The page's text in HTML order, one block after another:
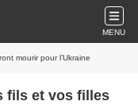
MENU
mourir pour l’Ukraine
fils et vos filles